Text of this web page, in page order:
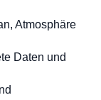
Atmosphäre
Daten und